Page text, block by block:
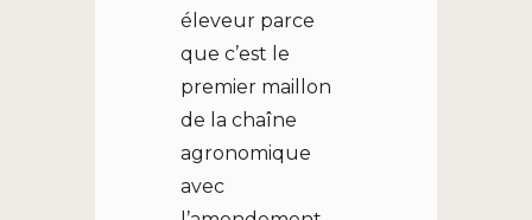
éleveur parce
que c’est le
premier maillon
de la chaîne
agronomique
avec